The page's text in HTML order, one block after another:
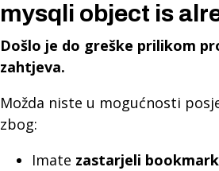
mysqli object is
Došlo je do greške prilikom
zahtjeva.
Možda niste u mogućnosti
zbog:
Imate zastarjeli